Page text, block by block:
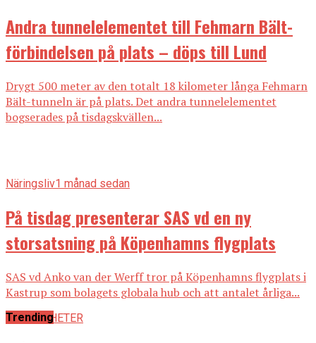
Andra tunnelelementet till Fehmarn Bält-
förbindelsen på plats – döps till Lund
Drygt 500 meter av den totalt 18 kilometer långa Fehmarn
Bält-tunneln är på plats. Det andra tunnelelementet
bogserades på tisdagskvällen...
Näringsliv1 månad sedan
På tisdag presenterar SAS vd en ny
storsatsning på Köpenhamns flygplats
SAS vd Anko van der Werff tror på Köpenhamns flygplats i
Kastrup som bolagets globala hub och att antalet årliga...
ALLA NYHETER
Trending